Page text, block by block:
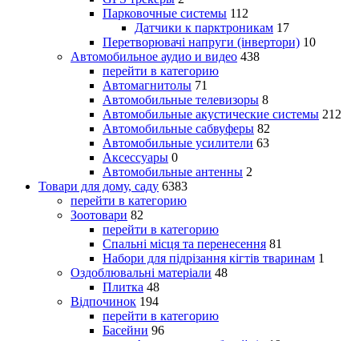
Парковочные системы 112
Датчики к парктроникам 17
Перетворювачі напруги (інвертори) 10
Автомобильное аудио и видео 438
перейти в категорию
Автомагнитолы 71
Автомобильные телевизоры 8
Автомобильные акустические системы 212
Автомобильные сабвуферы 82
Автомобильные усилители 63
Аксессуары 0
Автомобильные антенны 2
Товари для дому, саду 6383
перейти в категорию
Зоотовари 82
перейти в категорию
Спальні місця та перенесення 81
Набори для підрізання кігтів тваринам 1
Оздоблювальні матеріали 48
Плитка 48
Відпочинок 194
перейти в категорию
Басейни 96